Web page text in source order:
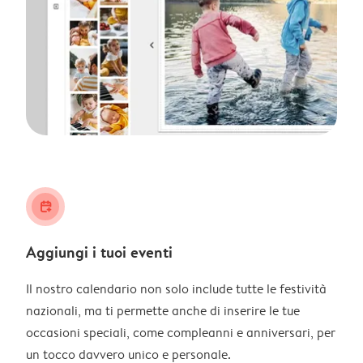
calendar_plus
Aggiungi i tuoi eventi
Il nostro calendario non solo include tutte le festività
nazionali, ma ti permette anche di inserire le tue
occasioni speciali, come compleanni e anniversari, per
un tocco davvero unico e personale.